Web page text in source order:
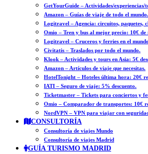
GetYourGuide – Actividades/experiencias/
Amazon – Guías de viaje de todo el mundo.
Logitravel – Agencia: circuitos, paquetes,
Omio – Tren y bus al mejor precio: 10€ de
Logitravel – Cruceros y ferries en el
Civitatis – Traslados por todo el mundo.
Klook – Actividades y tours en Asia: 5€
Amazon – Artículos de viaje que necesitas.
HotelTonight – Hoteles última hora: 20€
IATI – Seguro de viaje: 5% descuento.
Ticketmaster – Tickets para conciertos y
Omio – Comparador de transportes: 10€
NordVPN – VPN para viajar con
CONSULTORÍA
Consultoría de viajes Mundo
Consultoría de viajes Madrid
GUÍA TURISMO MADRID